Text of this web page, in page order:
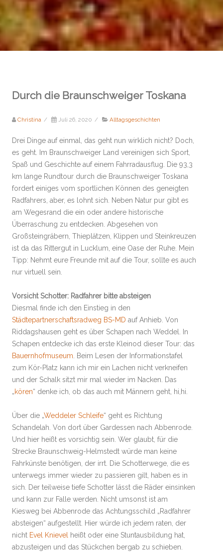
Durch die Braunschweiger Toskana
Christina / Juli 26, 2020 / Alltagsgeschichten
Drei Dinge auf einmal, das geht nun wirklich nicht? Doch,
es geht. Im Braunschweiger Land vereinigen sich Sport,
Spaß und Geschichte auf einem Fahrradausflug. Die 93,3
km lange Rundtour durch die Braunschweiger Toskana
fordert einiges vom sportlichen Können des geneigten
Radfahrers, aber, es lohnt sich. Neben Natur pur gibt es
am Wegesrand die ein oder andere historische
Überraschung zu entdecken. Abgesehen von
Großsteingräbern, Thieplätzen, Klippen und Steinkreuzen
ist da das Rittergut in Lucklum, eine Oase der Ruhe. Mein
Tipp: Nehmt eure Freunde mit auf die Tour, sollte es auch
nur virtuell sein.
Vorsicht Schotter: Radfahrer bitte absteigen
Diesmal finde ich den Einstieg in den
Städtepartnerschaftsradweg BS-MD auf Anhieb. Von
Riddagshausen geht es über Schapen nach Weddel. In
Schapen entdecke ich das erste Kleinod dieser Tour: das
Bauernhofmuseum . Beim Lesen der Informationstafel
zum Kör-Platz kann ich mir ein Lachen nicht verkneifen
und der Schalk sitzt mir mal wieder im Nacken. Das
„kören“ denke ich, ob das auch mit Männern geht, hi,hi.
Über die „Weddeler Schleife“ geht es Richtung
Schandelah. Von dort über Gardessen nach Abbenrode.
Und hier heißt es vorsichtig sein. Wer glaubt, für die
Strecke Braunschweig-Helmstedt würde man keine
Fahrkünste benötigen, der irrt. Die Schotterwege, die es
unterwegs immer wieder zu passieren gilt, haben es in
sich. Der teilweise tiefe Schotter lässt die Räder einsinken
und kann zur Falle werden. Nicht umsonst ist am
Kiesweg bei Abbenrode das Achtungsschild „Radfahrer
absteigen“ aufgestellt. Hier würde ich jedem raten, der
nicht Evel Knievel
heißt oder eine Stuntausbildung hat,
abzusteigen und das Stückchen bergab zu schieben.